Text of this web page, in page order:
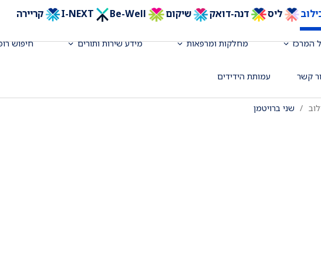
ליס דנה-דואק שיקום Be-Well קריירה
המרכז מחלקות ומרפאות מידע שירות ותורים חיפוש
קשר עמותת הידידים
ברדיולוגיה, אגף דימות
שני ברויטמן